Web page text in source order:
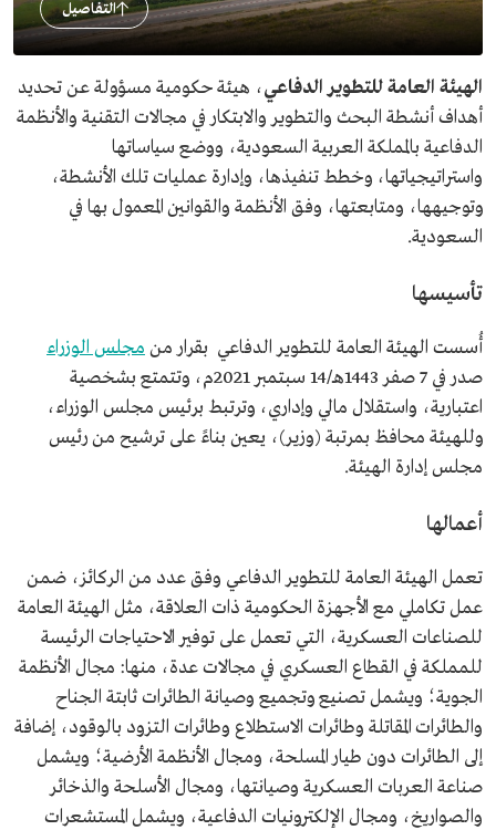
التفاصيل
الهيئة العامة للتطوير الدفاعي، هيئة حكومية مسؤولة عن تحديد
أهداف أنشطة البحث والتطوير والابتكار في مجالات التقنية والأنظمة
الدفاعية بالمملكة العربية السعودية، ووضع سياساتها
واستراتيجياتها، وخطط تنفيذها، وإدارة عمليات تلك الأنشطة،
وتوجيهها، ومتابعتها، وفق الأنظمة والقوانين المعمول بها في
السعودية.
تأسيسها
أُسست الهيئة العامة للتطوير الدفاعي بقرار من مجلس الوزراء
صدر في 7 صفر 1443هـ/14 سبتمبر 2021م، وتتمتع بشخصية
اعتبارية، واستقلال مالي وإداري، وترتبط برئيس مجلس الوزراء،
وللهيئة محافظ بمرتبة (وزير)، يعين بناءً على ترشيح من رئيس
مجلس إدارة الهيئة.
أعمالها
تعمل الهيئة العامة للتطوير الدفاعي وفق عدد من الركائز، ضمن
عمل تكاملي مع الأجهزة الحكومية ذات العلاقة، مثل الهيئة العامة
للصناعات العسكرية، التي تعمل على توفير الاحتياجات الرئيسة
للمملكة في القطاع العسكري في مجالات عدة، منها: مجال الأنظمة
الجوية؛ ويشمل تصنيع وتجميع وصيانة الطائرات ثابتة الجناح
والطائرات المقاتلة وطائرات الاستطلاع وطائرات التزود بالوقود، إضافة
إلى الطائرات دون طيار المسلحة، ومجال الأنظمة الأرضية؛ ويشمل
صناعة العربات العسكرية وصيانتها، ومجال الأسلحة والذخائر
والصواريخ، ومجال الإلكترونيات الدفاعية، ويشمل المستشعرات